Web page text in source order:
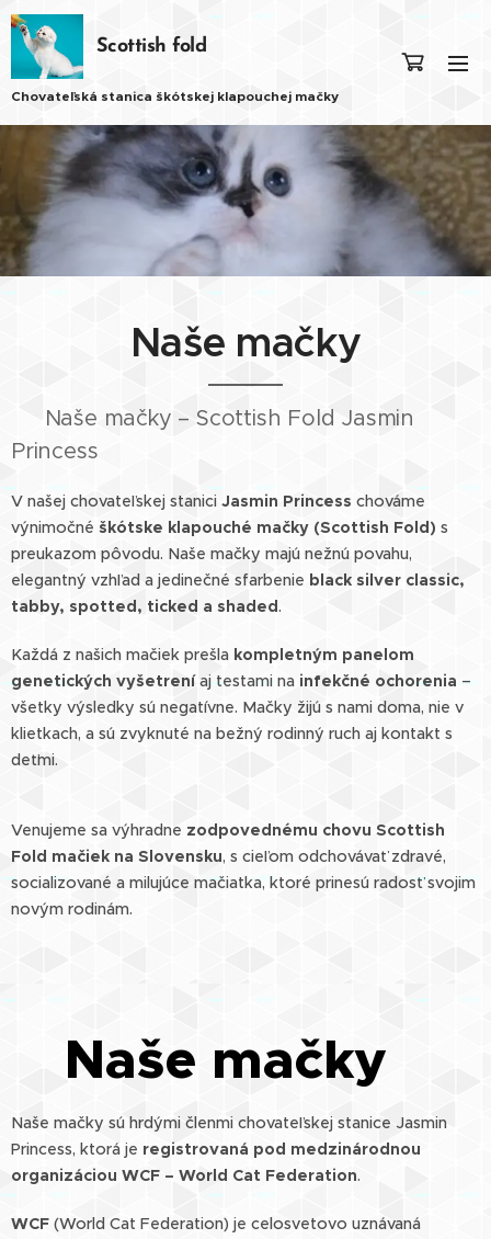
Scottish fold
Chovateľská stanica škótskej klapouchej mačky
Naše mačky
🐾 Naše mačky – Scottish Fold Jasmin
Princess
V našej chovateľskej stanici Jasmin Princess chováme
výnimočné škótske klapouché mačky (Scottish Fold) s
preukazom pôvodu. Naše mačky majú nežnú povahu,
elegantný vzhľad a jedinečné sfarbenie black silver classic,
tabby, spotted, ticked a shaded.
Každá z našich mačiek prešla kompletným panelom
genetických vyšetreníaj testami na infekčné ochorenia –
všetky výsledky sú negatívne. Mačky žijú s nami doma, nie v
klietkach, a sú zvyknuté na bežný rodinný ruch aj kontakt s
deťmi.
Venujeme sa výhradne zodpovednému chovu Scottish
Fold mačiek na Slovensku, s cieľom odchovávať zdravé,
socializované a milujúce mačiatka, ktoré prinesú radosť svojim
novým rodinám.
Naše mačky
Naše mačky sú hrdými členmi chovateľskej stanice Jasmin
Princess, ktorá je registrovaná pod medzinárodnou
organizáciou WCF – World Cat Federation.
WCF (World Cat Federation) je celosvetovo uznávaná